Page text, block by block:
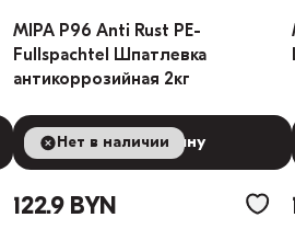
MIPA P96 Anti Rust PE-
Fullspachtel Шпатлевка
антикоррозийная 2кг
В корзину
Нет в наличии
122.9 BYN